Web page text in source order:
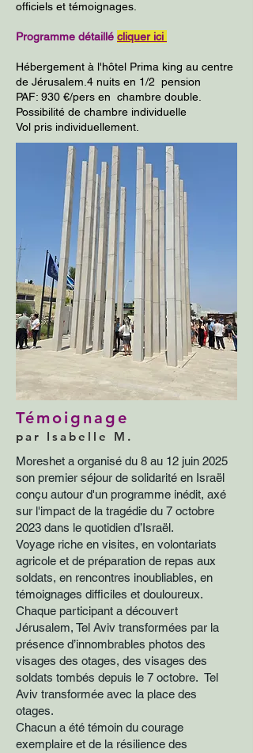
officiels et témoignages.
Programme détaillé cliquer ici
Hébergement à l'hôtel Prima king au centre
de Jérusalem.4 nuits en 1/2 pension
PAF: 930 €/pers en chambre double.
Possibilité de chambre individuelle
Vol pris individuellement.​​​​​​​​​
Témoignage
par Isabelle M.
Moreshet a organisé du 8 au 12 juin 2025
son premier séjour de solidarité en Israël
conçu autour d'un programme inédit, axé
sur l'impact de la tragédie du 7 octobre
2023 dans le quotidien d’Israël.
Voyage riche en visites, en volontariats
agricole et de préparation de repas aux
soldats, en rencontres inoubliables, en
témoignages difficiles et douloureux.
Chaque participant a découvert
Jérusalem, Tel Aviv transformées par la
présence d’innombrables photos des
visages des otages, des visages des
soldats tombés depuis le 7 octobre. Tel
Aviv transformée avec la place des
otages.
Chacun a été témoin du courage
exemplaire et de la résilience des